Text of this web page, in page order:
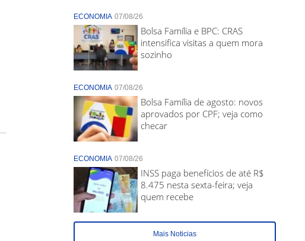
ECONOMIA 07/08/26
Bolsa Família e BPC: CRAS
intensifica visitas a quem mora
sozinho
ECONOMIA 07/08/26
Bolsa Família de agosto: novos
aprovados por CPF; veja como
checar
ECONOMIA 07/08/26
INSS paga benefícios de até R$
8.475 nesta sexta-feira; veja
quem recebe
Mais Noticias